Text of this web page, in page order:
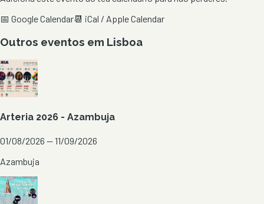
📅 Google Calendar📆 iCal / Apple Calendar
Outros eventos em Lisboa
Arteria 2026 - Azambuja
01/08/2026 — 11/09/2026
Azambuja